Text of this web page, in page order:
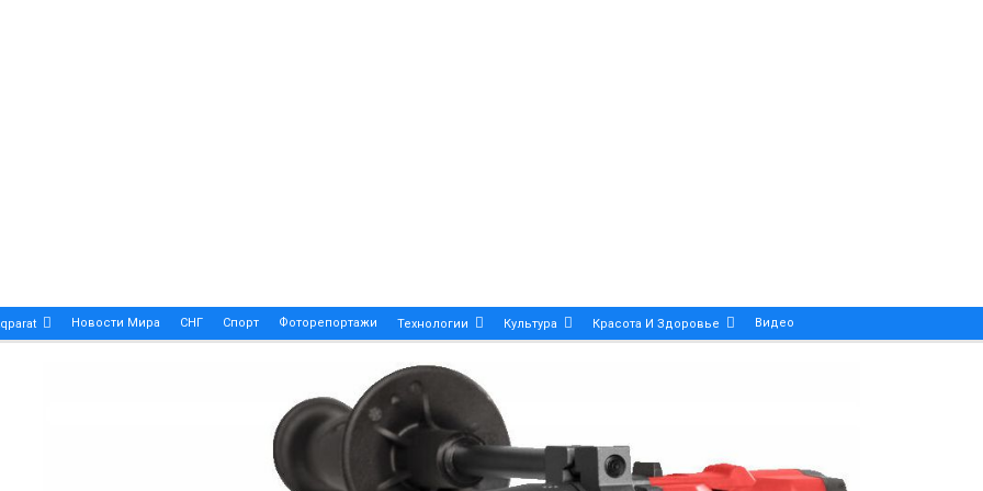
Новости Мира СНГ Спорт Фоторепортажи Технологии Культура Красота И Здоровье Видео
Patek Philippe Calatrava DATE – A True Symbol Of Elegance And Precision